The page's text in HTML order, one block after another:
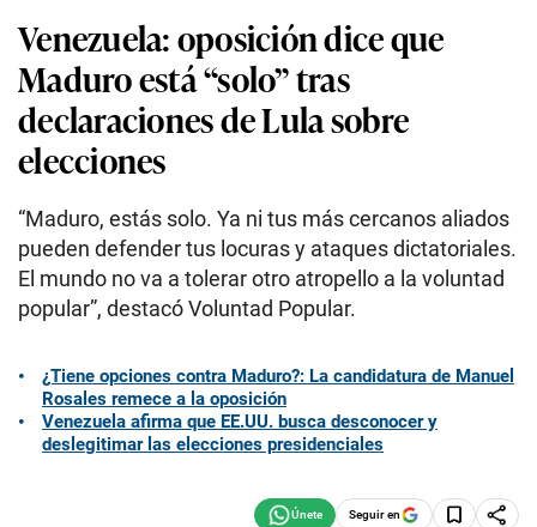
Venezuela: oposición dice que
Maduro está “solo” tras
declaraciones de Lula sobre
elecciones
“Maduro, estás solo. Ya ni tus más cercanos aliados
pueden defender tus locuras y ataques dictatoriales.
El mundo no va a tolerar otro atropello a la voluntad
popular”, destacó Voluntad Popular.
¿Tiene opciones contra Maduro?: La candidatura de Manuel
Rosales remece a la oposición
Venezuela afirma que EE.UU. busca desconocer y
deslegitimar las elecciones presidenciales
Seguir en